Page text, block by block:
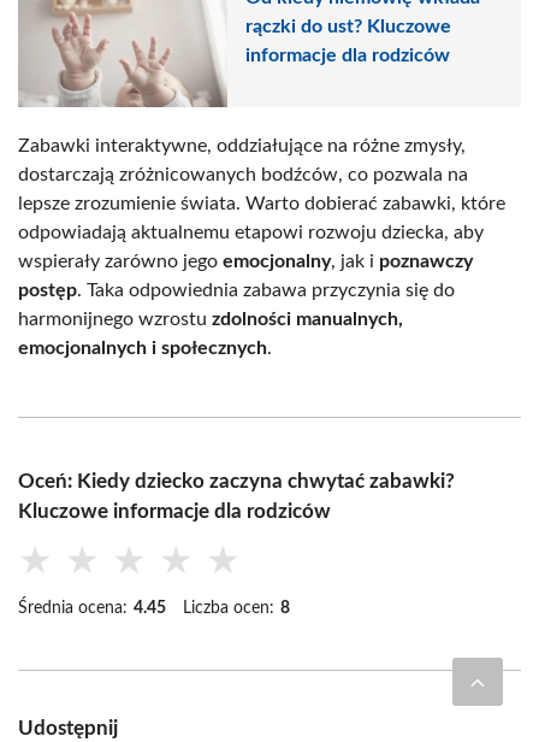
rączki do ust? Kluczowe
informacje dla rodziców
Zabawki interaktywne, oddziałujące na różne zmysły,
dostarczają zróżnicowanych bodźców, co pozwala na
lepsze zrozumienie świata. Warto dobierać zabawki, które
odpowiadają aktualnemu etapowi rozwoju dziecka, aby
wspierały zarówno jego emocjonalny, jak i poznawczy
postęp. Taka odpowiednia zabawa przyczynia się do
harmonijnego wzrostu zdolności manualnych,
emocjonalnych i społecznych.
Oceń: Kiedy dziecko zaczyna chwytać zabawki?
Kluczowe informacje dla rodziców
★ ★ ★ ★ ★
Średnia ocena: 4.45 Liczba ocen: 8
Udostępnij